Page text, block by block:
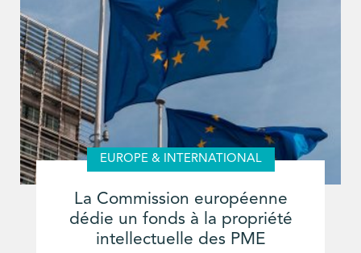
EUROPE & INTERNATIONAL
La Commission européenne
dédie un fonds à la propriété
intellectuelle des PME